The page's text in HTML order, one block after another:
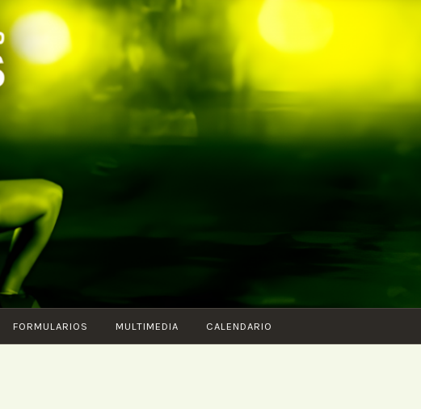
FORMULARIOS MULTIMEDIA CALENDARIO